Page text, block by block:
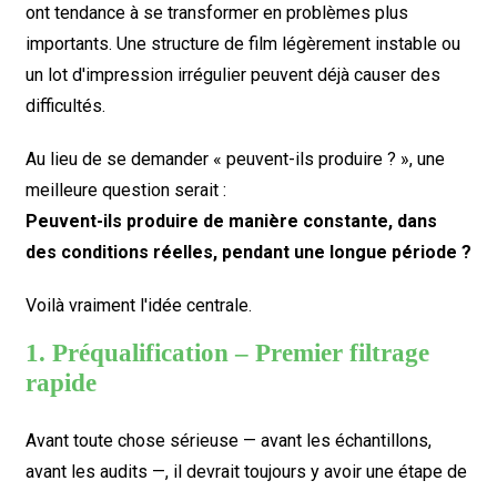
ont tendance à se transformer en problèmes plus
importants. Une structure de film légèrement instable ou
un lot d'impression irrégulier peuvent déjà causer des
difficultés.
Au lieu de se demander « peuvent-ils produire ? », une
meilleure question serait :
Peuvent-ils produire de manière constante, dans
des conditions réelles, pendant une longue période ?
Voilà vraiment l'idée centrale.
1. Préqualification – Premier filtrage
rapide
Avant toute chose sérieuse — avant les échantillons,
avant les audits —, il devrait toujours y avoir une étape de